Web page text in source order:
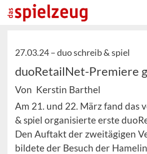
27.03.24 –duo schreib & spiel
duoRetailNet-Premiere
Von Kerstin Barthel
Am 21. und 22. März fand das
& spiel organisierte erste
Den Auftakt der zweitägigen
bildete der Besuch der